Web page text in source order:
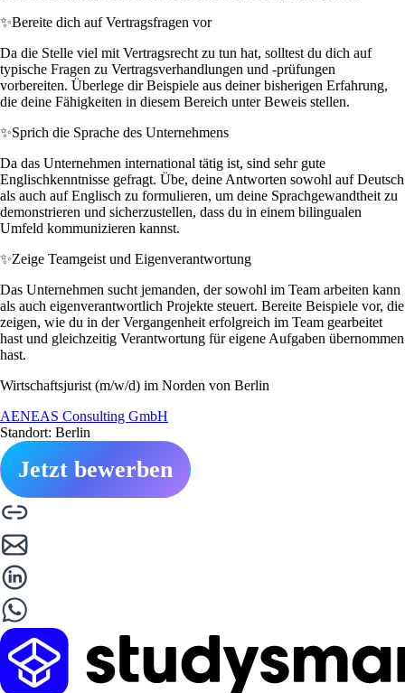
✨Bereite dich auf Vertragsfragen vor
Da die Stelle viel mit Vertragsrecht zu tun hat, solltest du dich auf
typische Fragen zu Vertragsverhandlungen und -prüfungen
vorbereiten. Überlege dir Beispiele aus deiner bisherigen Erfahrung,
die deine Fähigkeiten in diesem Bereich unter Beweis stellen.
✨Sprich die Sprache des Unternehmens
Da das Unternehmen international tätig ist, sind sehr gute
Englischkenntnisse gefragt. Übe, deine Antworten sowohl auf Deutsch
als auch auf Englisch zu formulieren, um deine Sprachgewandtheit zu
demonstrieren und sicherzustellen, dass du in einem bilingualen
Umfeld kommunizieren kannst.
✨Zeige Teamgeist und Eigenverantwortung
Das Unternehmen sucht jemanden, der sowohl im Team arbeiten kann
als auch eigenverantwortlich Projekte steuert. Bereite Beispiele vor, die
zeigen, wie du in der Vergangenheit erfolgreich im Team gearbeitet
hast und gleichzeitig Verantwortung für eigene Aufgaben übernommen
hast.
Wirtschaftsjurist (m/w/d) im Norden von Berlin
AENEAS Consulting GmbH
Standort: Berlin
Jetzt bewerben